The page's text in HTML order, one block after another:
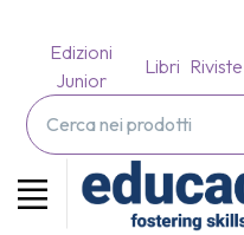
Edizioni
Junior
Libri Riviste